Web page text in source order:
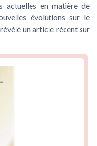
actuelles en matière de
évolutions sur le
un article récent sur